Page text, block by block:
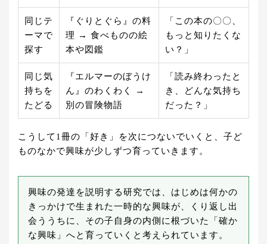
同じテ
ーマで
探す
『ぐりとぐら』の料
理 → 食べものの絵
本や図鑑
「この本の〇〇、
もっと知りたくな
い？」
同じ気
持ちを
たどる
『エルマーのぼうけ
ん』のわくわく →
別の冒険物語
「読み終わったと
き、どんな気持ち
だった？」
こうして1冊の「好き」を次につないでいくと、子ど
ものなかで興味が少しずつ育っていきます。
興味の発達を説明する研究では、はじめは何かの
きっかけで生まれた一時的な興味が、くり返し出
会ううちに、その子自身の内側に根づいた「確か
な興味」へと育っていくと考えられています。